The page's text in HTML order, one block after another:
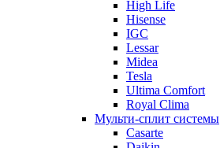
High Life
Hisense
IGC
Lessar
Midea
Tesla
Ultima Comfort
Royal Clima
Мульти-сплит системы
Casarte